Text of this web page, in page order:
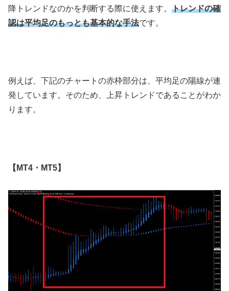
降トレンドなのかを判断する際に使えます。 トレンドの確
認は平均足のもっとも基本的な手法です。
例えば、下記のチャートの赤枠部分は、平均足の陽線が連
発しています。そのため、上昇トレンドであることがわか
ります。
【 MT4 ・ MT5】